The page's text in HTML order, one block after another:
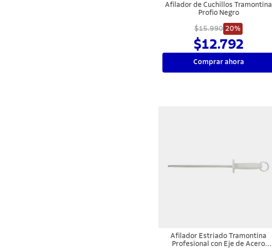
Afilador de Cuchillos Tramontina
Profio Negro
$15.990 20%
$12.792
Comprar ahora
Afilador Estriado Tramontina
Profesional con Eje de Acero